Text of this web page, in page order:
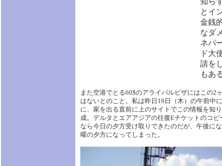
とイ
金銭
なダ
ネパ
ド大
請を
もあ
また空港でとる60$のアライバルビザにはこの2
はないとのこと。私は昨日19日（木）の午前中
に、家を出る直前に上のサイトでこの情報を知
成。デルタとエアアジアの往復Eチケットのコ
なら今日の夕方受け取りできたのだが、午後に
曜の夕方になってしまった。